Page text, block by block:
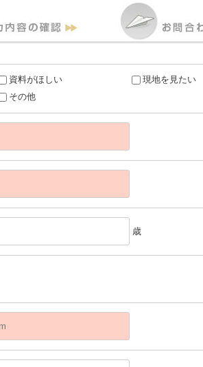
資料がほしい
現地を見たい
その他
歳